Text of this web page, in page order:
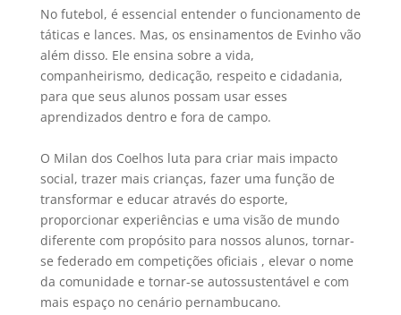
No futebol, é essencial entender o funcionamento de
táticas e lances. Mas, os ensinamentos de Evinho vão
além disso. Ele ensina sobre a vida,
companheirismo, dedicação, respeito e cidadania,
para que seus alunos possam usar esses
aprendizados dentro e fora de campo.
O Milan dos Coelhos luta para criar mais impacto
social, trazer mais crianças, fazer uma função de
transformar e educar através do esporte,
proporcionar experiências e uma visão de mundo
diferente com propósito para nossos alunos, tornar-
se federado em competições oficiais , elevar o nome
da comunidade e tornar-se autossustentável e com
mais espaço no cenário pernambucano.